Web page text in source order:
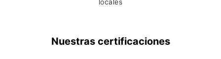
Nuestras certificaciones